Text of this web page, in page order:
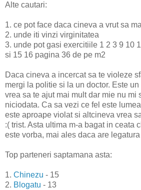
Alte cautari:
1. ce pot face daca cineva a vrut sa
2. unde iti vinzi virginitatea
3. unde pot gasi exercitiile 1 2 3 9 10
si 15 16 pagina 36 de pe m2
Daca cineva a incercat sa te violeze
mergi la politie si la un doctor. Este
vrea sa te ajut mai mult dar mie nu mi
niciodata. Ca sa vezi ce fel este
este aproape violat si altcineva vrea
:( trist. Asta ultima m-a bagat in ceata
este vorba, mai ales daca are
Top parteneri saptamana asta:
1. Chinezu - 15
2. Blogatu - 13